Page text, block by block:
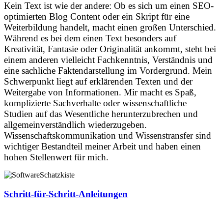
Kein Text ist wie der andere: Ob es sich um einen SEO-
optimierten Blog Content oder ein Skript für eine
Weiterbildung handelt, macht einen großen Unterschied.
Während es bei dem einen Text besonders auf
Kreativität, Fantasie oder Originalität ankommt, steht bei
einem anderen vielleicht Fachkenntnis, Verständnis und
eine sachliche Faktendarstellung im Vordergrund. Mein
Schwerpunkt liegt auf erklärenden Texten und der
Weitergabe von Informationen. Mir macht es Spaß,
komplizierte Sachverhalte oder wissenschaftliche
Studien auf das Wesentliche herunterzubrechen und
allgemeinverständlich wiederzugeben.
Wissenschaftskommunikation und Wissenstransfer sind
wichtiger Bestandteil meiner Arbeit und haben einen
hohen Stellenwert für mich.
Schritt-für-Schritt-Anleitungen